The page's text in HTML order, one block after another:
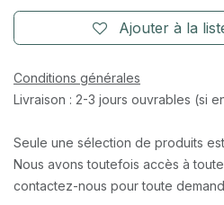
Ajouter à la
Conditions générales
Livraison : 2-3 jours ouvrables (si
Seule une sélection de produits
Nous avons toutefois accès à
contactez-nous pour toute